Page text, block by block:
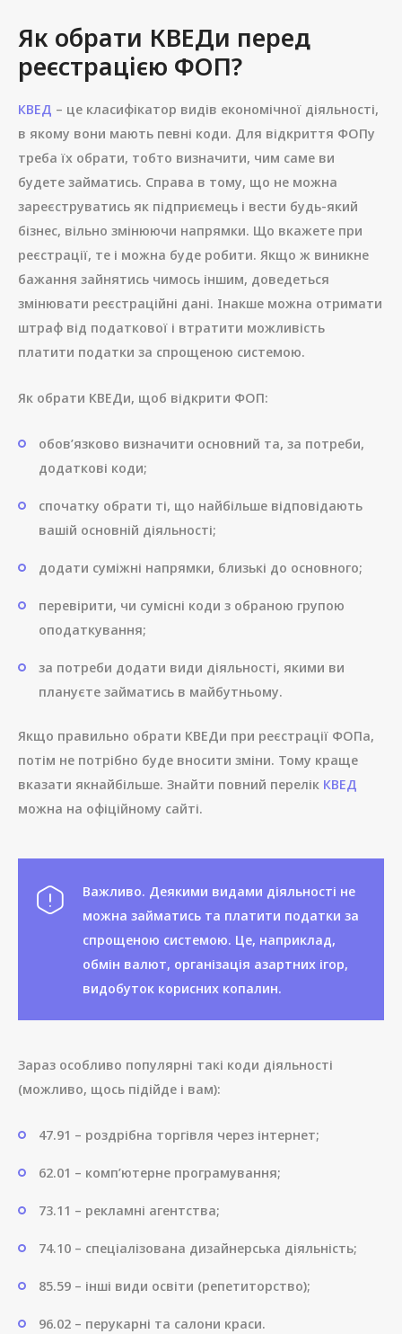
Як обрати КВЕДи перед
реєстрацією ФОП?
КВЕД – це класифікатор видів економічної діяльності,
в якому вони мають певні коди. Для відкриття ФОПу
треба їх обрати, тобто визначити, чим саме ви
будете займатись. Справа в тому, що не можна
зареєструватись як підприємець і вести будь-який
бізнес, вільно змінюючи напрямки. Що вкажете при
реєстрації, те і можна буде робити. Якщо ж виникне
бажання зайнятись чимось іншим, доведеться
змінювати реєстраційні дані. Інакше можна отримати
штраф від податкової і втратити можливість
платити податки за спрощеною системою.
Як обрати КВЕДи, щоб відкрити ФОП:
обов’язково визначити основний та, за потреби,
додаткові коди;
спочатку обрати ті, що найбільше відповідають
вашій основній діяльності;
додати суміжні напрямки, близькі до основного;
перевірити, чи сумісні коди з обраною групою
оподаткування;
за потреби додати види діяльності, якими ви
плануєте займатись в майбутньому.
Якщо правильно обрати КВЕДи при реєстрації ФОПа,
потім не потрібно буде вносити зміни. Тому краще
вказати якнайбільше. Знайти повний перелік КВЕД
можна на офіційному сайті.
Важливо. Деякими видами діяльності не
можна займатись та платити податки за
спрощеною системою. Це, наприклад,
обмін валют, організація азартних ігор,
видобуток корисних копалин.
Зараз особливо популярні такі коди діяльності
(можливо, щось підійде і вам):
47.91 – роздрібна торгівля через інтернет;
62.01 – комп’ютерне програмування;
73.11 – рекламні агентства;
74.10 – спеціалізована дизайнерська діяльність;
85.59 – інші види освіти (репетиторство);
96.02 – перукарні та салони краси.